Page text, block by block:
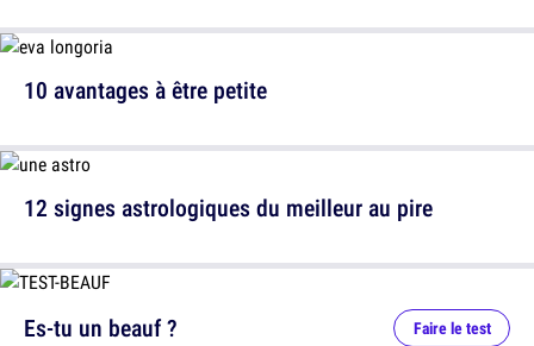
10 avantages à être petite
12 signes astrologiques du meilleur au pire
Es-tu un beauf ? Faire le test